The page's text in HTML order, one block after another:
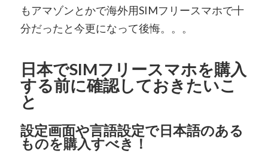
もアマゾンとかで海外用SIMフリースマホで十
分だったと今更になって後悔。。。
日本でSIMフリースマホを購入
する前に確認しておきたいこ
と
設定画面や言語設定で日本語のある
ものを購入すべき！